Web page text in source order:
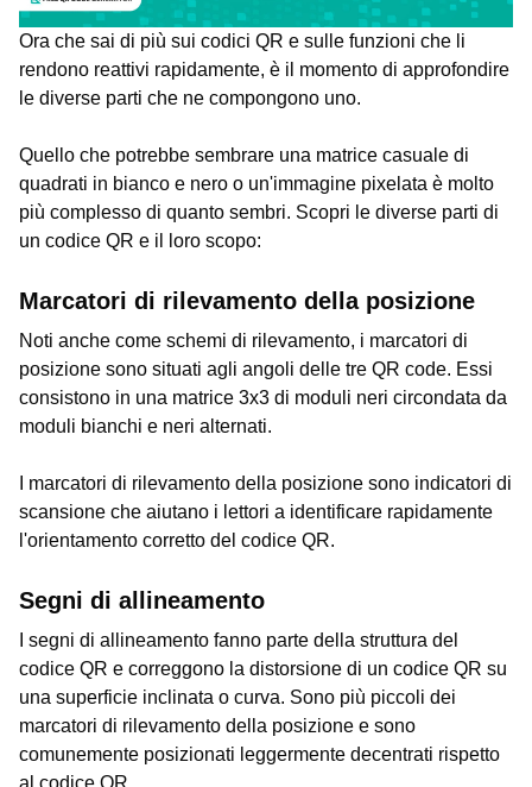
Ora che sai di più sui codici QR e sulle funzioni che li
rendono reattivi rapidamente, è il momento di approfondire
le diverse parti che ne compongono uno.
Quello che potrebbe sembrare una matrice casuale di
quadrati in bianco e nero o un'immagine pixelata è molto
più complesso di quanto sembri. Scopri le diverse parti di
un codice QR e il loro scopo:
Marcatori di rilevamento della posizione
Noti anche come schemi di rilevamento, i marcatori di
posizione sono situati agli angoli delle tre QR code. Essi
consistono in una matrice 3x3 di moduli neri circondata da
moduli bianchi e neri alternati.
I marcatori di rilevamento della posizione sono indicatori di
scansione che aiutano i lettori a identificare rapidamente
l'orientamento corretto del codice QR.
Segni di allineamento
I segni di allineamento fanno parte della struttura del
codice QR e correggono la distorsione di un codice QR su
una superficie inclinata o curva. Sono più piccoli dei
marcatori di rilevamento della posizione e sono
comunemente posizionati leggermente decentrati rispetto
al codice QR.